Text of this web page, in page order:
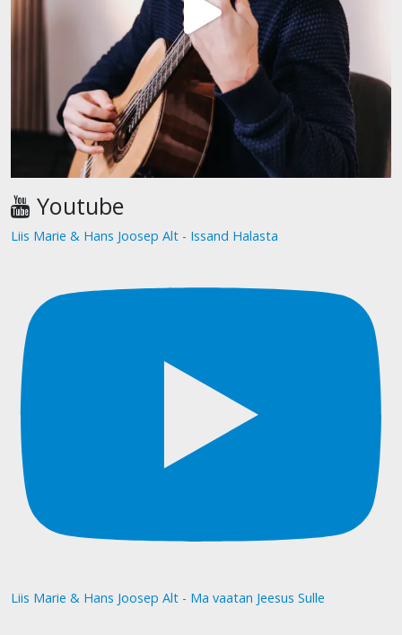
Youtube
Liis Marie & Hans Joosep Alt - Issand Halasta
Liis Marie & Hans Joosep Alt - Ma vaatan Jeesus Sulle